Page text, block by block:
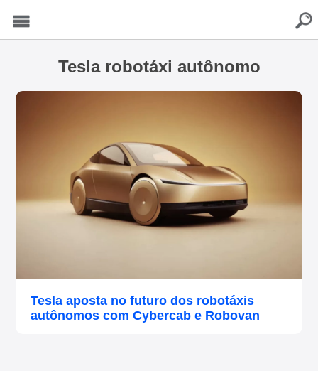
Tesla robotáxi autônomo
Tesla aposta no futuro dos robotáxis
autônomos com Cybercab e Robovan